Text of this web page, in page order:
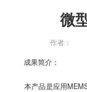
微
作者：
成果简介：
本产品是应用